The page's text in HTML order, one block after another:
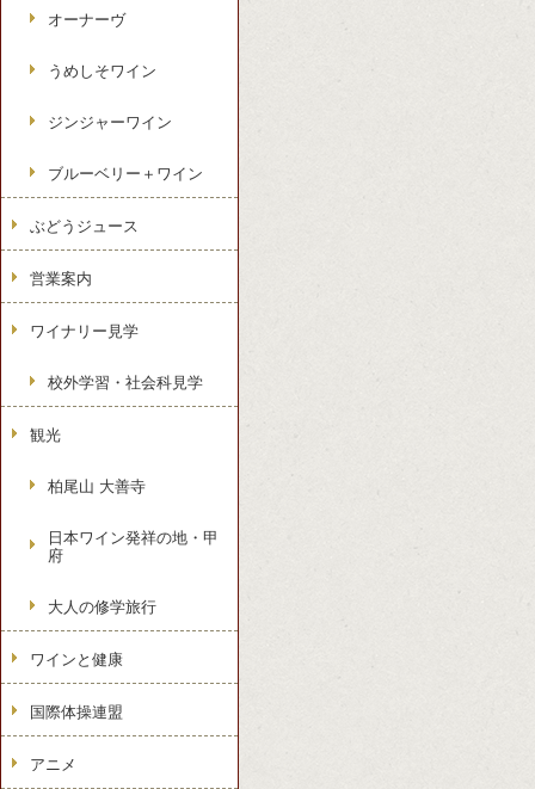
オーナーヴ
うめしそワイン
ジンジャーワイン
ブルーベリー＋ワイン
ぶどうジュース
営業案内
ワイナリー見学
校外学習・社会科見学
観光
柏尾山 大善寺
日本ワイン発祥の地・甲
府
大人の修学旅行
ワインと健康
国際体操連盟
アニメ